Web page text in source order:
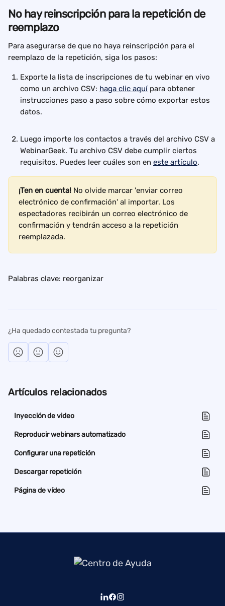
No hay reinscripción para la repetición de
reemplazo
Para asegurarse de que no haya reinscripción para el
reemplazo de la repetición, siga los pasos:
Exporte la lista de inscripciones de tu webinar en vivo
como un archivo CSV: haga clic aquí para obtener
instrucciones paso a paso sobre cómo exportar estos
datos.
Luego importe los contactos a través del archivo CSV a
WebinarGeek. Tu archivo CSV debe cumplir ciertos
requisitos. Puedes leer cuáles son en este artículo.
¡Ten en cuenta! No olvide marcar 'enviar correo
electrónico de confirmación' al importar. Los
espectadores recibirán un correo electrónico de
confirmación y tendrán acceso a la repetición
reemplazada.
Palabras clave: reorganizar
¿Ha quedado contestada tu pregunta?
Artículos relacionados
Inyección de video
Reproducir webinars automatizado
Configurar una repetición
Descargar repetición
Página de vídeo